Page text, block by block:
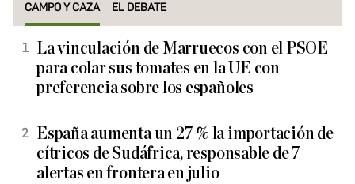
CAMPO Y CAZA EL DEBATE
La vinculación de Marruecos con el PSOE
para colar sus tomates en la UE con
preferencia sobre los españoles
España aumenta un 27 % la importación de
cítricos de Sudáfrica, responsable de 7
alertas en frontera en julio